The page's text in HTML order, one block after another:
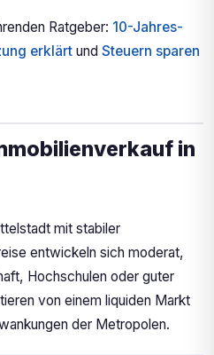
Ratgeber: 10-Jahres-
erklärt und Steuern sparen
in
mit stabiler
entwickeln sich moderat,
Hochschulen oder guter
von einem liquiden Markt
der Metropolen.